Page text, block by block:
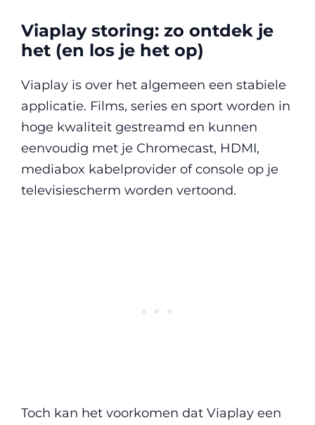
Viaplay storing: zo ontdek je
het (en los je het op)
Viaplay is over het algemeen een stabiele
applicatie. Films, series en sport worden in
hoge kwaliteit gestreamd en kunnen
eenvoudig met je Chromecast, HDMI,
mediabox kabelprovider of console op je
televisiescherm worden vertoond.
Toch kan het voorkomen dat Viaplay een